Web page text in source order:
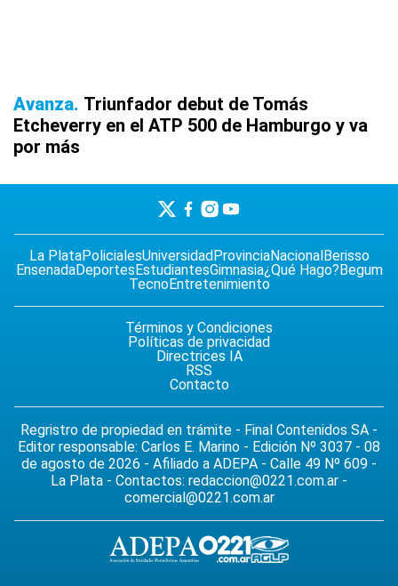
Avanza Triunfador debut de Tomás
Etcheverry en el ATP 500 de Hamburgo y va
por más
La PlataPolicialesUniversidad ProvinciaNacional Berisso
EnsenadaDeportes EstudiantesGimnasia¿Qué Hago? Begum
TecnoEntretenimiento
Términos y Condiciones
Políticas de privacidad
Directrices IA
RSS
Contacto
Regristro de propiedad en trámite - Final Contenidos SA -
Editor responsable: Carlos E. Marino - Edición Nº 3037 - 08
de agosto de 2026 - Afiliado a ADEPA - Calle 49 Nº 609 -
La Plata - Contactos: redaccion@0221.com.ar -
comercial@0221.com.ar